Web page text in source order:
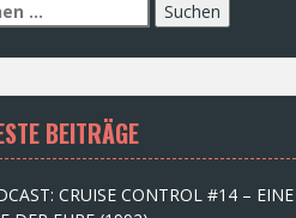
BEITRÄGE
CRUISE CONTROL #14 – EINE